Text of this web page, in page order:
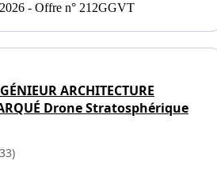
- Offre n° 212GGVT
ARCHITECTURE
Drone Stratosphérique